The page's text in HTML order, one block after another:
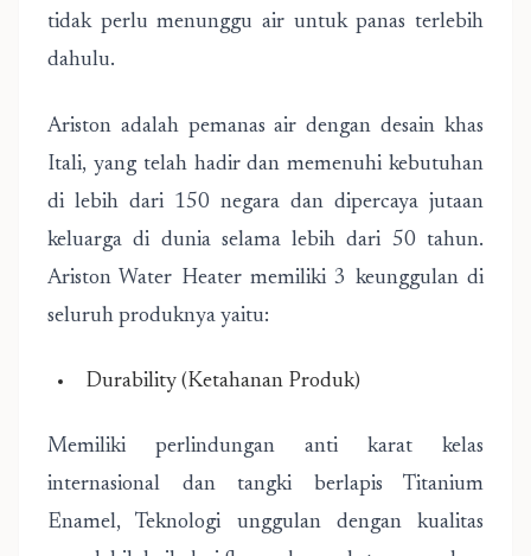
tidak perlu menunggu air untuk panas terlebih
dahulu.
Ariston adalah pemanas air dengan desain khas
Itali, yang telah hadir dan memenuhi kebutuhan
di lebih dari 150 negara dan dipercaya jutaan
keluarga di dunia selama lebih dari 50 tahun.
Ariston Water Heater memiliki 3 keunggulan di
seluruh produknya yaitu:
Durability (Ketahanan Produk)
Memiliki perlindungan anti karat kelas
internasional dan tangki berlapis Titanium
Enamel, Teknologi unggulan dengan kualitas